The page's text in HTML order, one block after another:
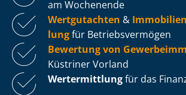
am Wochenende
Wertgutachten &
lungfür Be­triebs­ver­mö­gen
Bewertung von
Küstriner Vorland
Wertermittlungfür das